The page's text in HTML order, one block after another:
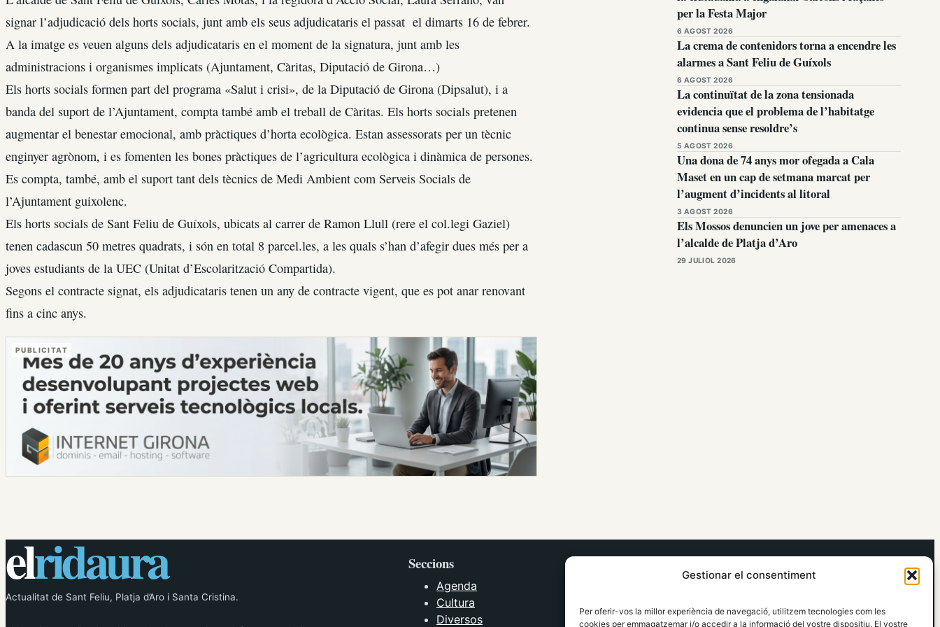
Gestionar el consentiment
Per oferir-vos la millor experiència de navegació, utilitzem tecnologies com les
cookies per emmagatzemar i/o accedir a la informació del vostre dispositiu. El vostre
signar l’adjudicació dels horts socials, junt amb els seus adjudicataris el passat el dimarts 16 de febrer.
A la imatge es veuen alguns dels adjudicataris en el moment de la signatura, junt amb les
administracions i organismes implicats (Ajuntament, Càritas, Diputació de Girona…)
Els horts socials formen part del programa «Salut i crisi», de la Diputació de Girona (Dipsalut), i a
banda del suport de l’Ajuntament, compta també amb el treball de Càritas. Els horts socials pretenen
augmentar el benestar emocional, amb pràctiques d’horta ecològica. Estan assessorats per un tècnic
enginyer agrònom, i es fomenten les bones pràctiques de l’agricultura ecològica i dinàmica de persones.
Es compta, també, amb el suport tant dels tècnics de Medi Ambient com Serveis Socials de
l’Ajuntament guixolenc.
Els horts socials de Sant Feliu de Guíxols, ubicats al carrer de Ramon Llull (rere el col.legi Gaziel)
tenen cadascun 50 metres quadrats, i són en total 8 parcel.les, a les quals s’han d’afegir dues més per a
joves estudiants de la UEC (Unitat d’Escolarització Compartida).
Segons el contracte signat, els adjudicataris tenen un any de contracte vigent, que es pot anar renovant
fins a cinc anys.
PUBLICITAT
per la Festa Major
6 AGOST 2026
La crema de contenidors torna a encendre les
alarmes a Sant Feliu de Guíxols
6 AGOST 2026
La continuïtat de la zona tensionada
evidencia que el problema de l’habitatge
continua sense resoldre’s
5 AGOST 2026
Una dona de 74 anys mor ofegada a Cala
Maset en un cap de setmana marcat per
l’augment d’incidents al litoral
3 AGOST 2026
Els Mossos denuncien un jove per amenaces a
l’alcalde de Platja d’Aro
29 JULIOL 2026
elridaura
Actualitat de Sant Feliu, Platja d’Aro i Santa Cristina.
Seccions
Agenda
Cultura
Diversos
Política de Cookies